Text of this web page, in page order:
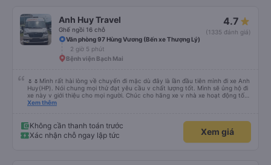
Anh Huy Travel
Ghế ngồi 16 chỗ
4.7
(1335 đánh giá)
Văn phòng 97 Hùng Vương (Bến xe Thượng Lý)
2 giờ 5 phút
Bệnh viện Bạch Mai
🌷🌷Mình rất hài lòng về chuyến đi mặc dù đây là lần đầu tiên mình đi xe Anh
Huy(HP). Nói chung mọi thứ đạt yêu cầu v chất lượng tốt. Mình sẽ ủng hộ đi
xe này v giới thiệu cho mọi người. Chúc cho hãng xe v nhà xe hoạt động tốt
và phát triển hơn nữa. Mọi người ủng hộ đi nhiều cho hãng xe Anh Huy và
Xem thêm
Không cần thanh toán trước
Xác nhận chỗ ngay lập tức
Xem giá